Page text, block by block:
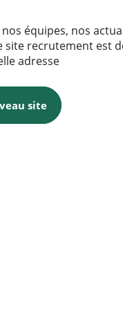
équipes, nos
recrutement est
adresse
site